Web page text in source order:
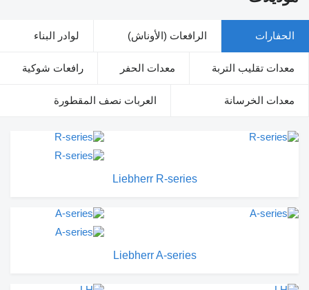
الحفارات الرافعات (الأوناش) لوادر البناء
معدات تقليب التربة معدات الحفر رافعات شوكية
معدات الخرسانة العربات نصف المقطورة
Liebherr R-series
Liebherr A-series